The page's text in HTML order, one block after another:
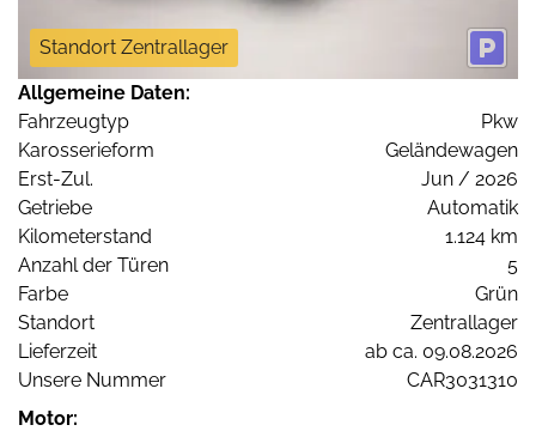
Standort Zentrallager
Allgemeine Daten:
Fahrzeugtyp
Pkw
Karosserieform
Geländewagen
Erst-Zul.
Jun / 2026
Getriebe
Automatik
Kilometerstand
1.124 km
Anzahl der Türen
5
Farbe
Grün
Standort
Zentrallager
Lieferzeit
ab ca. 09.08.2026
Unsere Nummer
CAR3031310
Motor: